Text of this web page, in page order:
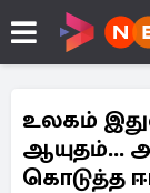
உலகம்
ஆயுதம்...
கொடுத்த